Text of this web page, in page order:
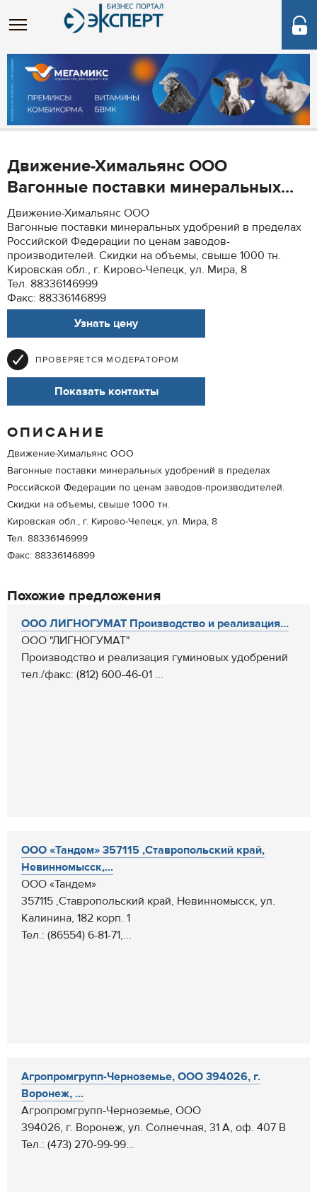
Движение-Химальянс ООО
Вагонные поставки минеральных...
Движение-Химальянс ООО
Вагонные поставки минеральных удобрений в пределах
Российской Федерации по ценам заводов-
производителей. Скидки на объемы, свыше 1000 тн.
Кировская обл., г. Кирово-Чепецк, ул. Мира, 8
Тел. 88336146999
Факс: 88336146899
Узнать цену
ПРОВЕРЯЕТСЯ МОДЕРАТОРОМ
Показать контакты
ОПИСАНИЕ
Движение-Химальянс ООО
Вагонные поставки минеральных удобрений в пределах
Российской Федерации по ценам заводов-производителей.
Скидки на объемы, свыше 1000 тн.
Кировская обл., г. Кирово-Чепецк, ул. Мира, 8
Тел. 88336146999
Факс: 88336146899
Похожие предложения
ООО ЛИГНОГУМАТ Производство и реализация...
ООО "ЛИГНОГУМАТ"
Производство и реализация гуминовых удобрений
тел./факс: (812) 600-46-01 ...
ООО «Тандем» 357115 ,Ставропольский край,
Невинномысск,...
ООО «Тандем»
357115 ,Ставропольский край, Невинномысск, ул.
Калинина, 182 корп. 1
Тел.: (86554) 6-81-71,...
Агропромгрупп-Черноземье, ООО 394026, г.
Воронеж, ...
Агропромгрупп-Черноземье, ООО
394026, г. Воронеж, ул. Солнечная, 31 А, оф. 407 В
Тел.: (473) 270-99-99...